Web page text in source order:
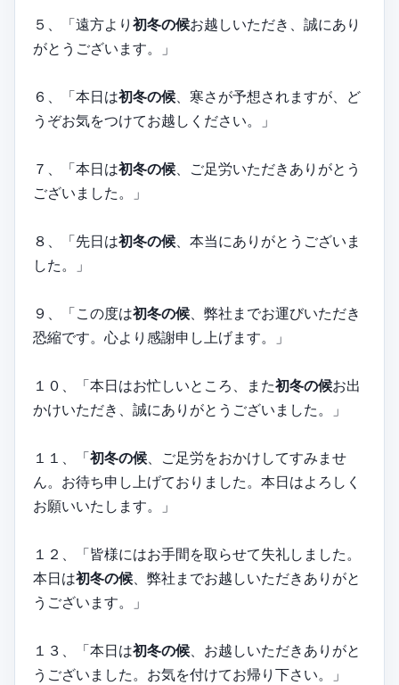
５、「遠方より 初冬の候お越しいただき、誠にあり
がとうございます。」
６、「本日は初冬の候、寒さが予想されますが、ど
うぞお気をつけてお越しください。」
７、「本日は初冬の候、ご足労いただきありがとう
ございました。」
８、「先日は初冬の候、本当にありがとうございま
した。」
９、「この度は初冬の候、弊社までお運びいただき
恐縮です。心より感謝申し上げます。」
１０、「本日はお忙しいところ、また初冬の候お出
かけいただき、誠にありがとうございました。」
１１、「初冬の候、ご足労をおかけしてすみませ
ん。お待ち申し上げておりました。本日はよろしく
お願いいたします。」
１２、「皆様にはお手間を取らせて失礼しました。
本日は初冬の候、弊社までお越しいただきありがと
うございます。」
１３、「本日は初冬の候、お越しいただきありがと
うございました。お気を付けてお帰り下さい。」